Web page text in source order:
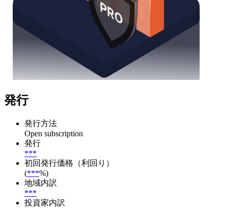
発行
発行方法
Open subscription
発行
***
初回発行価格（利回り）
(***%)
地域内訳
***
投資家内訳